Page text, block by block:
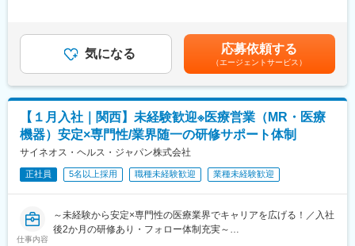
ています。これも比較的少数規模に抑えて運営を行っているから
こそ実現ができていることであり、強みの部分です。
■数字で見るEPファーマライン（2025年10月時点）：
・従業員数1400名以上／入社3年以内の離職率6%
・男女比4:6
・有給取得率70%
・産休産後休暇取得率100%／育休復帰率95%
・医療系有資格者：1040名在籍
・従業員平均年齢：従業員平均年齢37.1歳
◎医療機器営業
医師や医療機器を扱う医療従事者に医療機器の情報提供や販売を
行います。販売だけでなく、実際使用する際のトレーニングサポ
ートやアフターフォローまで手掛けることが特徴で、医療の現場
を実感できる活動ができます。
◎MR（医薬情報担当者）
医師や薬剤師、看護師など医療従事者に医薬品の効果や副作用な
どの情報提供や情報収集を行います。患者さんのQOL改善に向
け、日々最新情報を学習し医療の一旦を担う専門性の高い活動が
できます。
入社後は導入研修を受講。アサイン先企業の研修などフォロー体
制は万全で、医療機器営業に必要な製品知識や業界の知識は入社
含む）＜昇給有無＞有＜残業手当＞有＜給与補足＞業績に応じて
インセンティブあり賃金はあくまでも目安の金額であり、選考を
通じて上下する可能性があります。月給(月額)は固定手当を含めた
表記です。
気になる 応募依頼する
（エージェントサービス）
【１月入社｜関西】未経験歓迎※医療営業（MR・医療
機器）安定×専門性/業界随一の研修サポート体制
サイネオス・ヘルス・ジャパン株式会社
正社員 5名以上採用 職種未経験歓迎 業種未経験歓迎
仕事内容
～未経験から安定×専門性の医療業界でキャリアを広げる！／入社
後2か月の研修あり・フォロー体制充実～